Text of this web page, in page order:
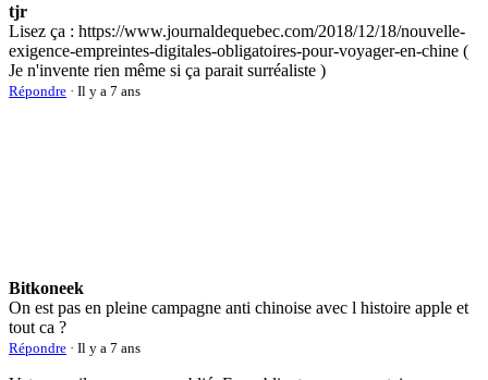
tjr
Lisez ça : https://www.journaldequebec.com/2018/12/18/nouvelle-
exigence-empreintes-digitales-obligatoires-pour-voyager-en-chine (
Je n'invente rien même si ça parait surréaliste )
Répondre · Il y a 7 ans
Bitkoneek
On est pas en pleine campagne anti chinoise avec l histoire apple et
tout ca ?
Répondre · Il y a 7 ans